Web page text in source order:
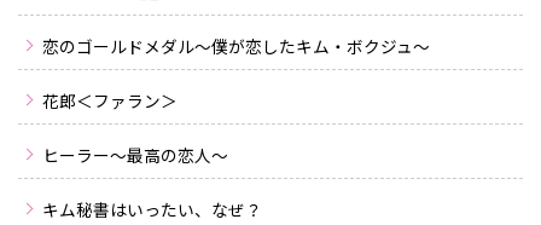
恋のゴールドメダル～僕が恋したキム・ボクジュ～
花郎＜ファラン＞
ヒーラー〜最高の恋人〜
キム秘書はいったい、なぜ？